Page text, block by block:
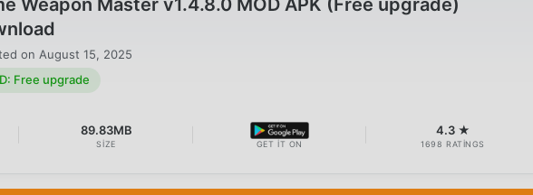
Weapon Master v1.4.8.0 MOD APK (Free upgrade)
on August 15, 2025
Free upgrade
89.83MB
SIZE GET IT ON
4.3 ★
1698 RATINGS